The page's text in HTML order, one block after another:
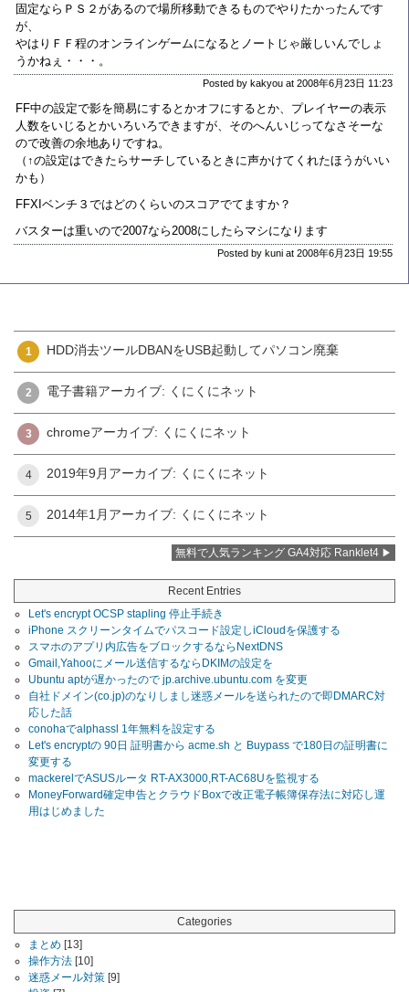
固定ならＰＳ２があるので場所移動できるものでやりたかったんです
が、
やはりＦＦ程のオンラインゲームになるとノートじゃ厳しいんでしょ
うかねぇ・・・。
Posted by kakyou at 2008年6月23日 11:23
FF中の設定で影を簡易にするとかオフにするとか、プレイヤーの表示
人数をいじるとかいろいろできますが、そのへんいじってなさそーな
ので改善の余地ありですね。
（↑の設定はできたらサーチしているときに声かけてくれたほうがいい
かも）
FFXIベンチ３ではどのくらいのスコアでてますか？
バスターは重いので2007なら2008にしたらマシになります
Posted by kuni at 2008年6月23日 19:55
1 HDD消去ツールDBANをUSB起動してパソコン廃棄
2 電子書籍アーカイブ: くにくにネット
3 chromeアーカイブ: くにくにネット
4 2019年9月アーカイブ: くにくにネット
5 2014年1月アーカイブ: くにくにネット
無料で人気ランキング GA4対応 Ranklet4
Recent Entries
Let's encrypt OCSP stapling 停止手続き
iPhone スクリーンタイムでパスコード設定しiCloudを保護する
スマホのアプリ内広告をブロックするならNextDNS
Gmail,Yahooにメール送信するならDKIMの設定を
Ubuntu aptが遅かったので jp.archive.ubuntu.com を変更
自社ドメイン(co.jp)のなりしまし迷惑メールを送られたので即DMARC対
応した話
conohaでalphassl 1年無料を設定する
Let's encryptの 90日 証明書から acme.sh と Buypass で180日の証明書に
変更する
mackerelでASUSルータ RT-AX3000,RT-AC68Uを監視する
MoneyForward確定申告とクラウドBoxで改正電子帳簿保存法に対応し運
用はじめました
Categories
まとめ [13]
操作方法 [10]
迷惑メール対策 [9]